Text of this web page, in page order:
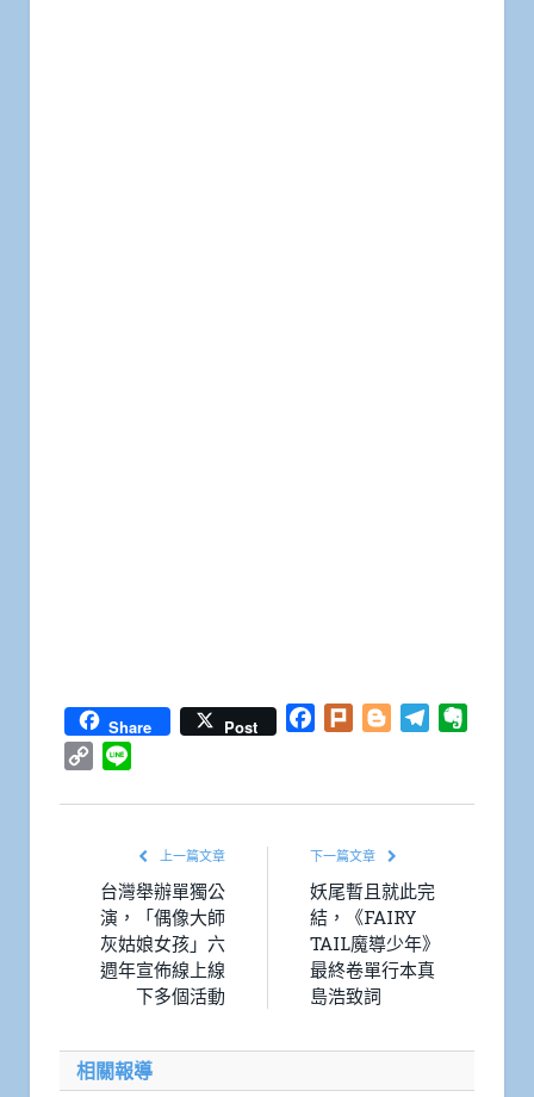
Share Post Facebook
Plurk BloggerTelegram
Copy
上一篇文章
台灣舉辦單獨公
演，「偶像大師
灰姑娘女孩」六
週年宣佈線上線
下多個活動
下一篇文章
妖尾暫且就此完
結，《FAIRY
TAIL魔導少年》
最終卷單行本真
島浩致詞
相關報導